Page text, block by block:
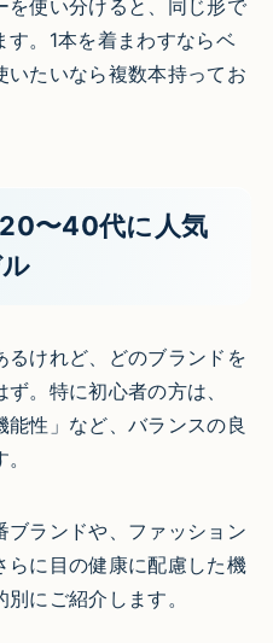
を使い分けると、同じ形で
す。1本を着まわすならベ
いたいなら複数本持ってお
〜40代に人気
けれど、どのブランドを
。特に初心者の方は、
能性」など、バランスの良
ブランドや、ファッション
らに目の健康に配慮した機
にご紹介します。